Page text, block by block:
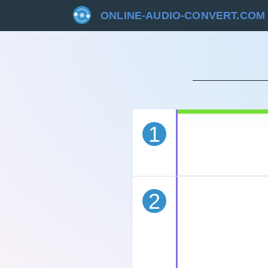
ONLINE-AUDIO-CONVERT.COM
1
2